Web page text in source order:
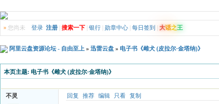
» 您尚未 登录 注册 搜索一下 银行 勋章中心 每日签到 大话之王
阿里云盘资源论坛 - 自由至上 » 迅雷云盘 » 电子书《雌犬 (皮拉尔·金塔纳)》
本页主题: 电子书《雌犬 (皮拉尔·金塔纳)》
不灵 回复 推荐 编辑 只看 复制